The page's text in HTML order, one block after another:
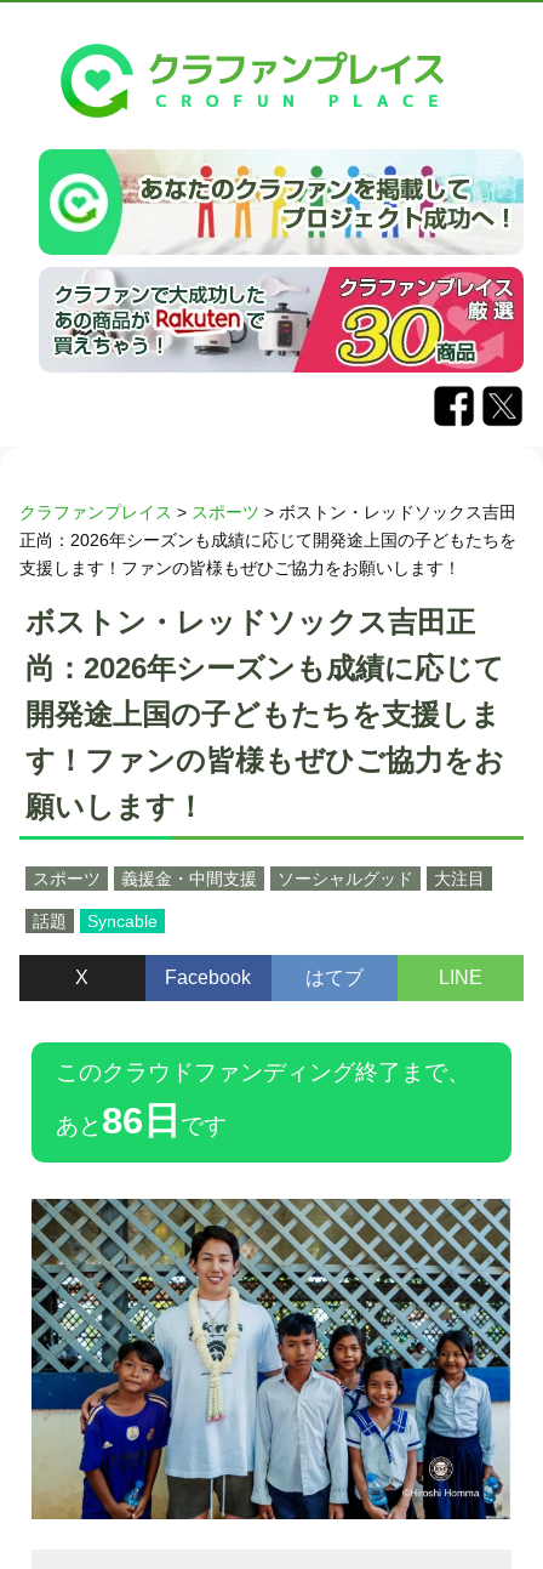
クラファンプレイス > スポーツ > ボストン・レッドソックス吉田
正尚：2026年シーズンも成績に応じて開発途上国の子どもたちを
支援します！ファンの皆様もぜひご協力をお願いします！
ボストン・レッドソックス吉田正
尚：2026年シーズンも成績に応じて
開発途上国の子どもたちを支援しま
す！ファンの皆様もぜひご協力をお
願いします！
スポーツ 義援金・中間支援 ソーシャルグッド 大注目
話題 Syncable
X Facebook はてブ LINE
このクラウドファンディング終了まで、
あと 86日 です